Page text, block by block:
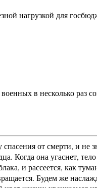
нагрузкой для
в несколько раз
от смерти, и
она угаснет,
и рассеется, как
Будем же